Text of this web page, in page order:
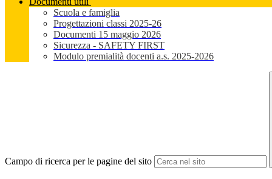
Scuola e famiglia
Progettazioni classi 2025-26
Documenti 15 maggio 2026
Sicurezza - SAFETY FIRST
Modulo premialità docenti a.s. 2025-2026
Campo di ricerca per le pagine del sito